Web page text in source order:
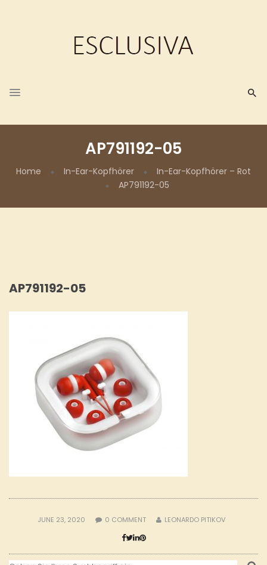
AP791192-05
Home In-Ear-Kopfhörer
In-Ear-Kopfhörer – Rot
AP791192-05
AP791192-05
JUNE 23, 2020 0 COMMENT LEONARDO PITIKOV